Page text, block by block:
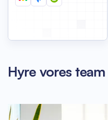
Hyre vores team